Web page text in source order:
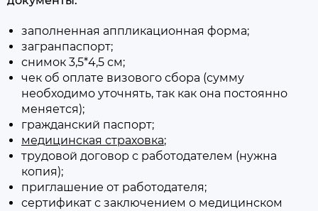
заполненная аппликационная форма;
загранпаспорт;
снимок 3,5*4,5 см;
чек об оплате визового сбора (сумму
необходимо уточнять, так как она постоянно
меняется);
гражданский паспорт;
медицинская страховка;
трудовой договор с работодателем (нужна
копия);
приглашение от работодателя;
сертификат с заключением о медицинском